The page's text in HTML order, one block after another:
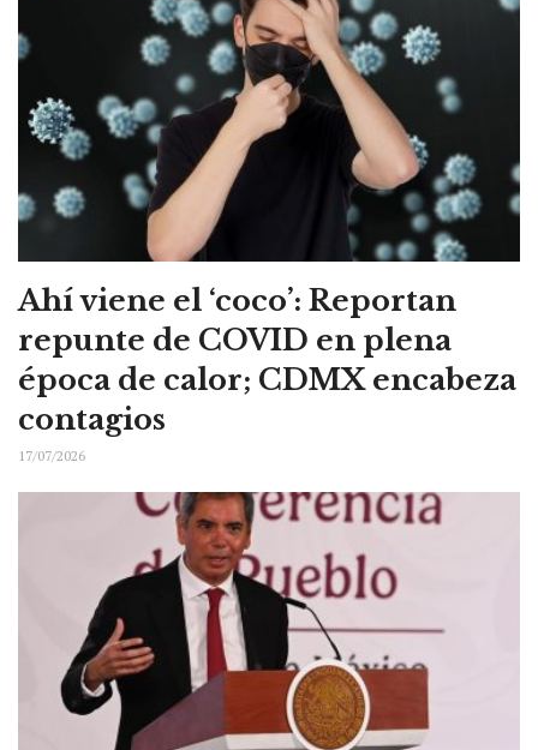
Ahí viene el ‘coco’: Reportan
repunte de COVID en plena
época de calor; CDMX encabeza
contagios
17/07/2026